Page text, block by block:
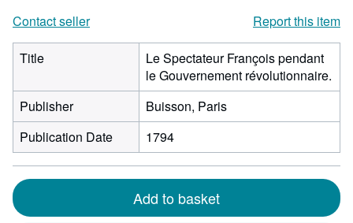
Contact seller
Report this item
Title
Le Spectateur François pendant
le Gouvernement révolutionnaire.
Publisher
Buisson, Paris
Publication Date
1794
Add to basket